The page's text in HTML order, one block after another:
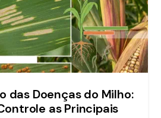
das Doenças do Milho:
as Principais